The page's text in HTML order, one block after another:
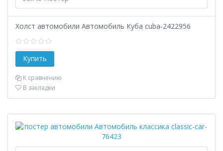
Холст автомобили Автомобиль Куба cuba-2422956
К сравнению
В закладки